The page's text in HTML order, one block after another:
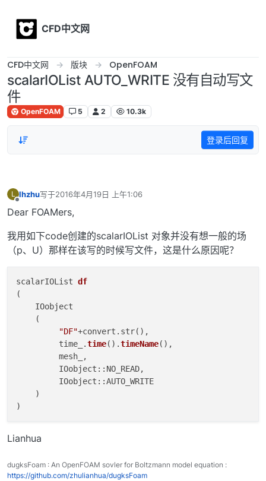
CFD中文网
CFD中文网 版块 OpenFOAM
scalarIOList AUTO_WRITE 没有自动写文
件
OpenFOAM 5 2 10.3k
登录后回复
L lhzhu写于2016年4月19日 上午1:06
最后由 编辑
Dear FOAMers,
我用如下code创建的scalarIOList 对象并没有想一般的场
（p、U）那样在该写的时候写文件，这是什么原因呢？
scalarIOList df
(
    IOobject
    (
"DF"+convert.str( ),
         time_.
time().timeName(),
         mesh_,
         IOobject::NO_READ,
         IOobject::AUTO_WRITE
    )
Lianhua
dugksFoam : An OpenFOAM sovler for Boltzmann model equation :
https://github.com/zhulianhua/dugksFoam